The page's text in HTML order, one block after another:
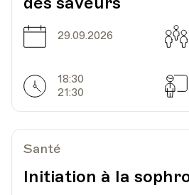
Date
29.09.2026
Horarires
18:30
21:30
Santé
Initiation à la